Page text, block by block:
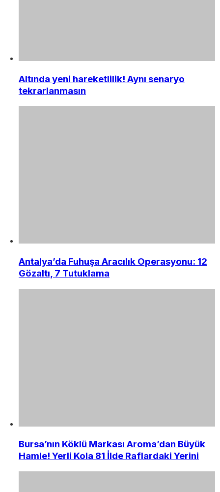
Altında yeni hareketlilik! Aynı senaryo
tekrarlanmasın
Antalya’da Fuhuşa Aracılık Operasyonu: 12
Gözaltı, 7 Tutuklama
Bursa’nın Köklü Markası Aroma’dan Büyük
Hamle! Yerli Kola 81 İlde Raflardaki Yerini